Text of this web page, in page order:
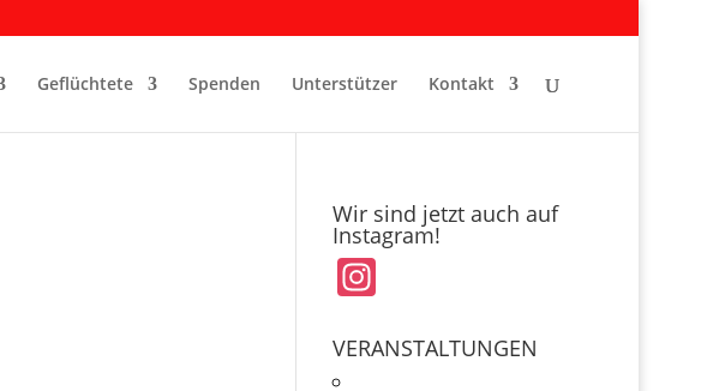
Geflüchtete Spenden Unterstützer Kontakt
Wir sind jetzt auch auf
Instagram!
In
a
VERANSTALTUNGEN